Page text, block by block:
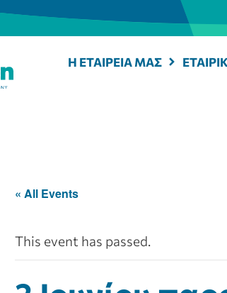
Η ΕΤΑΙΡΕΙΑ ΜΑΣ
« All Events
This event has passed.